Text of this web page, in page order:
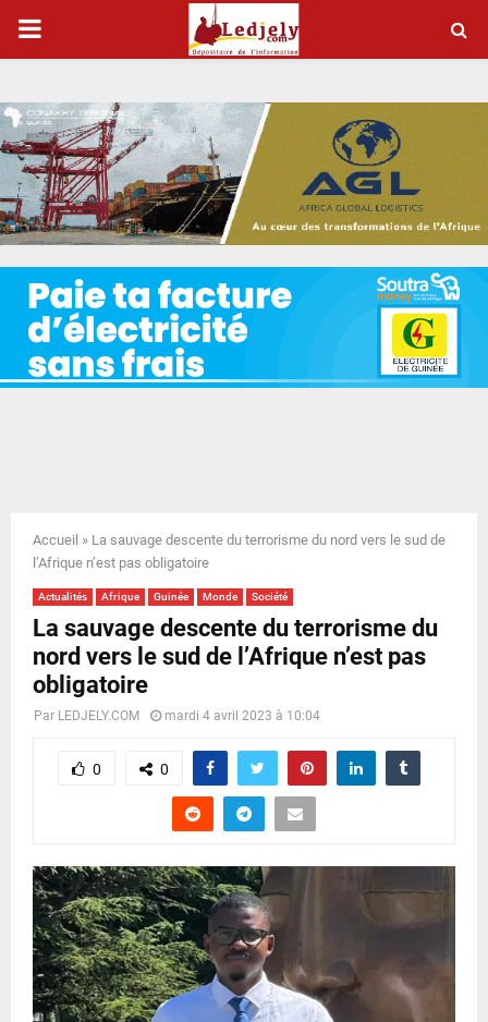
P
I
M
A
R
Y
N
U
Accueil » La sauvage descente du terrorisme du nord vers le sud de
l’Afrique n’est pas obligatoire
Actualités Afrique Guinée Monde Société
La sauvage descente du terrorisme du
nord vers le sud de l’Afrique n’est pas
obligatoire
Par LEDJELY.COM mardi 4 avril 2023 à 10:04
0 0